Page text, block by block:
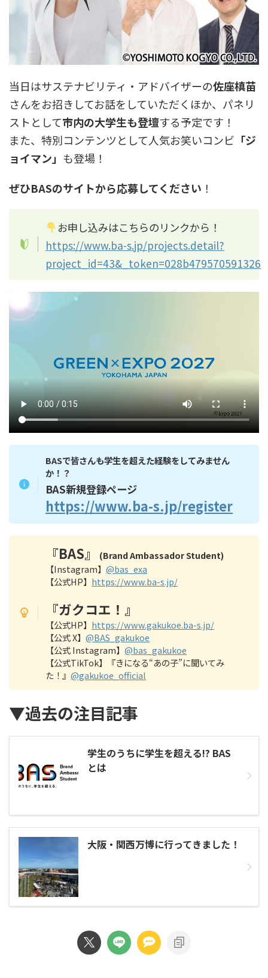
当日はサステナビリティ・アドバイザーの佐座槙苗
さんをお招きしてお話をしていただくほか、パネリ
ストとして市内の大学生も登壇する予定です！
また、特別コンテンツとして人気お笑いコンビ 「ジ
ョイマン」 も登場！
ぜひBASのサイトから応募してください ！
お申し込みはこちらのリンクから！
https://www.ba-s.jp/projects.detail?
project_id=43&_token=028b479570591326
BASで皆さんも学生を超えた経験をしてみません
か！？
BAS新規登録ページ
https://www.ba-s.jp/register
『BAS』
(Brand Ambassador Student)
【Instagram】@bas_exa
【公式HP】 https://www.ba-s.jp/
『ガクコエ！ 』
【公式HP】 https://www.gakukoe.ba-s.jp/
【公式 X】@BAS_gakukoe
【公式 Instagram】@bas_gakukoe
【公式TikTok】『きになる“あの子”に聞いてみ
た！』@gakukoe_official
▼過去の注目記事
学生のうちに学生を超える!? BAS
とは
大阪・関西万博に行ってきました！